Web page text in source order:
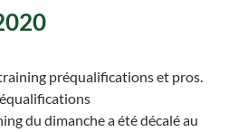
préqualifications et pros.
du dimanche a été décalé au